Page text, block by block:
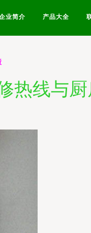
业简介 产品大全
热线与